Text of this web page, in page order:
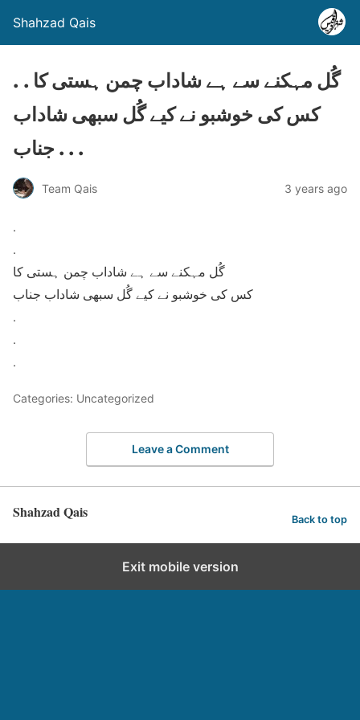
Shahzad Qais
. . گُل مہکنے سے ہے شاداب چمن ہستی کا
کس کی خوشبو نے کیے گُل سبھی شاداب
جناب . . .
Team Qais 3 years ago
.
.
گُل مہکنے سے ہے شاداب چمن ہستی کا
کس کی خوشبو نے کیے گُل سبھی شاداب جناب
.
.
.
Categories: Uncategorized
Leave a Comment
Shahzad Qais Back to top
Exit mobile version